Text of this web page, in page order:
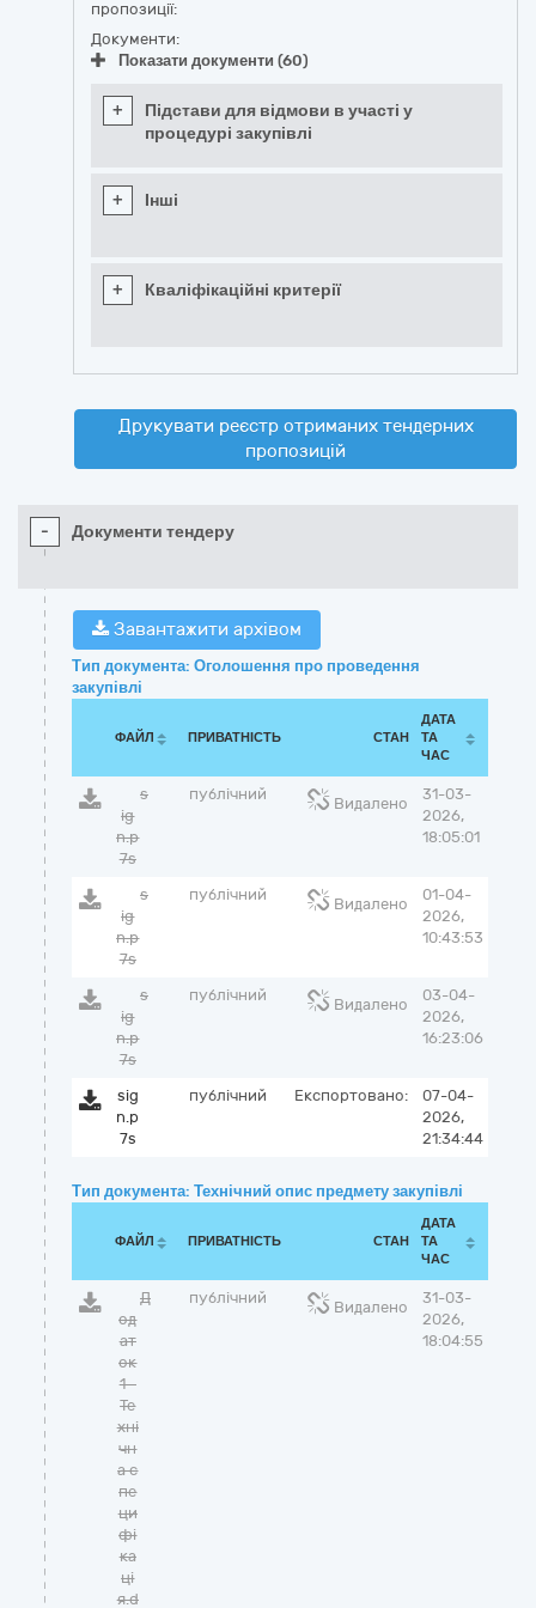
пропозиції:
Документи:
Показати документи (60)
+
Підстави для відмови в участі у
процедурі закупівлі
+ Інші
+ Кваліфікаційні критерії
Друкувати реєстр отриманих тендерних
пропозицій
- Документи тендеру
Завантажити архівом
Тип документа: Оголошення про проведення
закупівлі
ФАЙЛ ПРИВАТНІСТЬ СТАН
ДАТА
ТА
ЧАС
s
ig
n.p
7s
публічний
Видалено
31-03-
2026,
18:05:01
s
ig
n.p
7s
публічний
Видалено
01-04-
2026,
10:43:53
s
ig
n.p
7s
публічний
Видалено
03-04-
2026,
16:23:06
sig
n.p
7s
публічний Експортовано:
07-04-
2026,
21:34:44
Тип документа: Технічний опис предмету закупівлі
ФАЙЛ ПРИВАТНІСТЬ СТАН
ДАТА
ТА
ЧАС
Д
од
ат
ок
1 -
Те
хні
чн
а с
пе
ци
фі
ка
ці
я.d
публічний
Видалено
31-03-
2026,
18:04:55